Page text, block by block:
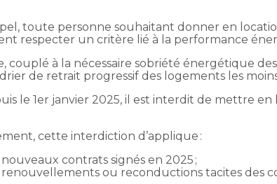
toute personne souhaitant donner en
respecter un critère lié à la performance
couplé à la nécessaire sobriété énergétique
de retrait progressif des logements les
le 1er janvier 2025, il est interdit de mettre
cette interdiction d’applique :
contrats signés en 2025 ;
ou reconductions tacites des